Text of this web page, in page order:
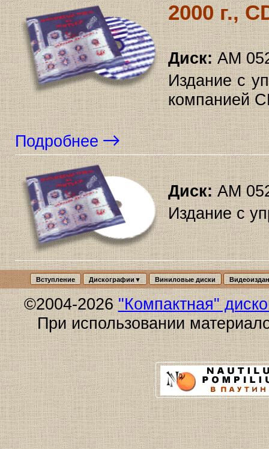
2000 г.,
Диск:AM
Издание с
компанией
Подробнее
Диск:AM
Издание с
Вступление Дискографии▼ Виниловые диски
©2004-2026"Компактная"
При использовании